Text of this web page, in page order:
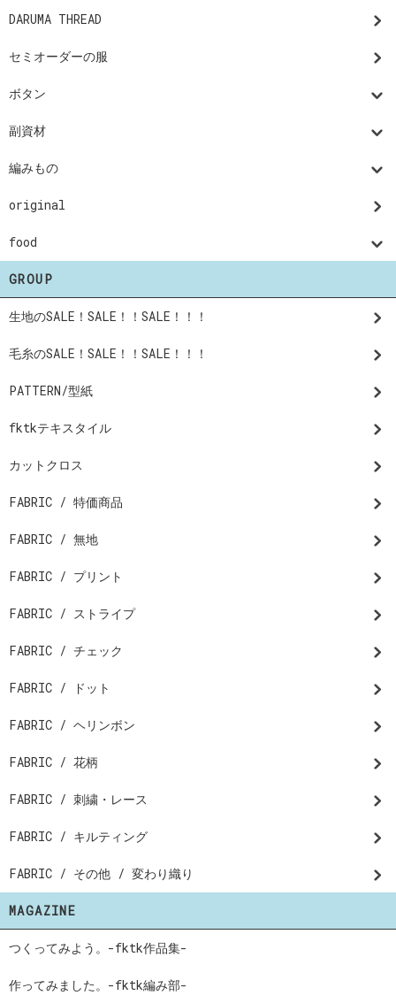
DARUMA THREAD
セミオーダーの服
ボタン
副資材
編みもの
original
food
GROUP
生地のSALE！SALE！！SALE！！！
毛糸のSALE！SALE！！SALE！！！
PATTERN/型紙
fktkテキスタイル
カットクロス
FABRIC / 特価商品
FABRIC / 無地
FABRIC / プリント
FABRIC / ストライプ
FABRIC / チェック
FABRIC / ドット
FABRIC / ヘリンボン
FABRIC / 花柄
FABRIC / 刺繍・レース
FABRIC / キルティング
FABRIC / その他 / 変わり織り
MAGAZINE
つくってみよう。-fktk作品集-
作ってみました。-fktk編み部-